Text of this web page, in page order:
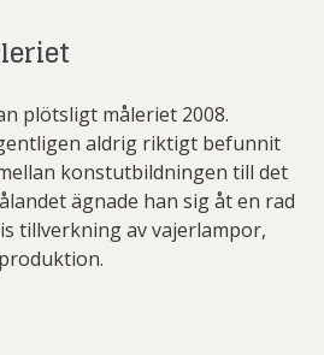
plötsligt måleriet 2008.
aldrig riktigt befunnit
konstutbildningen till det
ägnade han sig åt en rad
tillverkning av vajerlampor,